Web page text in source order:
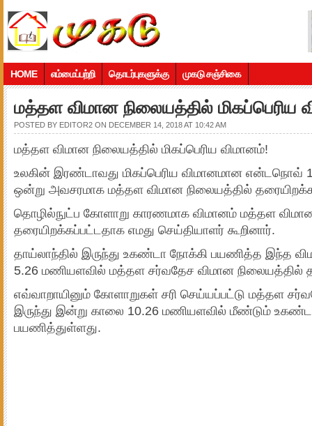
HOME எம்மைப்பற்றி தொடர்புகளுக்கு முகடு சஞ்சிகை
மத்தள விமான நிலையத்தில் மிகப்பெரிய
POSTED BY EDITOR2 ON DECEMBER 14, 2018 AT 10:42 AM
மத்தள விமான நிலையத்தில் மிகப்பெரிய விமானம்!
உலகின் இரண்டாவது மிகப்பெரிய விமானமான என்டநொவ்
ஒன்று அவசரமாக மத்தள விமான நிலையத்தில்
தொழில்நுட்ப கோளாறு காரணமாக விமானம் மத்தள
தரையிறக்கப்பட்டதாக எமது செய்தியாளர் கூறினார்.
தாய்லாந்தில் இருந்து உகண்டா நோக்கி பயணித்த இந்த
5.26 மணியளவில் மத்தள சர்வதேச விமான நிலையத்தில்
எவ்வாறாயினும் கோளாறுகள் சரி செய்யப்பட்டு மத்தள
இருந்து இன்று காலை 10.26 மணியளவில் மீண்டும்
பயணித்துள்ளது.